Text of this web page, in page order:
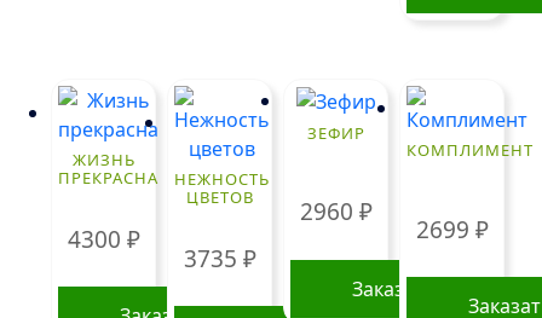
ЖИЗНЬ
ПРЕКРАСНА
4300 ₽
НЕЖНОСТЬ
ЦВЕТОВ
3735 ₽
ЗЕФИР
2960 ₽
Заказать
КОМПЛИМЕНТ
2699 ₽